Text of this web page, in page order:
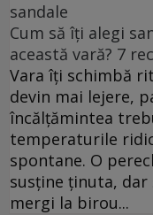
sandale
Cum să îți alegi
această vară? 7
Vara îți schimbă
devin mai lejere,
încălțămintea
temperaturile
spontane. O
susține ținuta,
mergi la birou...